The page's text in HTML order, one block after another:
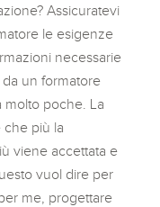
Assicuratevi
le esigenze
necessarie
da un formatore
molto poche. La
che più la
viene accettata e
vuol dire per
me, progettare